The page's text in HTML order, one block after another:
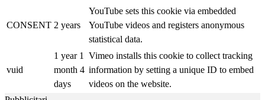
CONSENT 2 years
YouTube sets this cookie via embedded
YouTube videos and registers anonymous
statistical data.
vuid
1 year 1
month 4
days
Vimeo installs this cookie to collect tracking
information by setting a unique ID to embed
videos on the website.